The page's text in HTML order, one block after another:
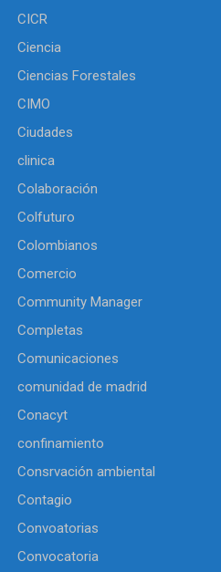
CICR
Ciencia
Ciencias Forestales
CIMO
Ciudades
clinica
Colaboración
Colfuturo
Colombianos
Comercio
Community Manager
Completas
Comunicaciones
comunidad de madrid
Conacyt
confinamiento
Consrvación ambiental
Contagio
Convoatorias
Convocatoria